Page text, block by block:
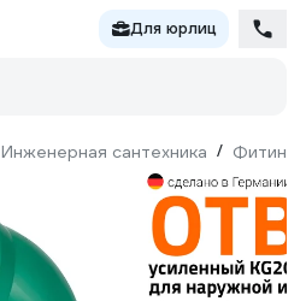
Для юрлиц
Инженерная сантехника / Фитинги